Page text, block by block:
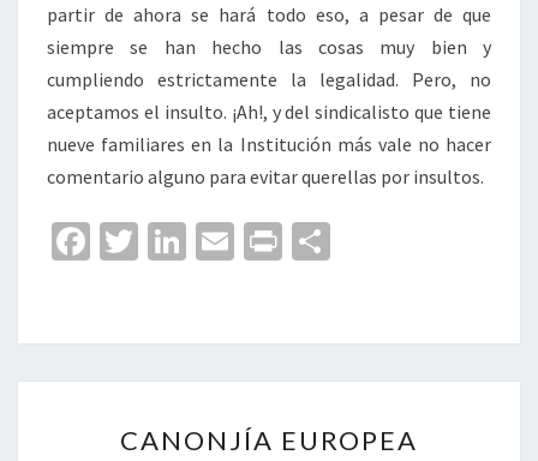
partir de ahora se hará todo eso, a pesar de que
siempre se han hecho las cosas muy bien y
cumpliendo estrictamente la legalidad. Pero, no
aceptamos el insulto. ¡Ah!, y del sindicalisto que tiene
nueve familiares en la Institución más vale no hacer
comentario alguno para evitar querellas por insultos.
Fa
o
o
T
er
Li
dI
n
E
l
Pr
p
ar
tir
EUROPEA
CANONJÍA EUROPEA